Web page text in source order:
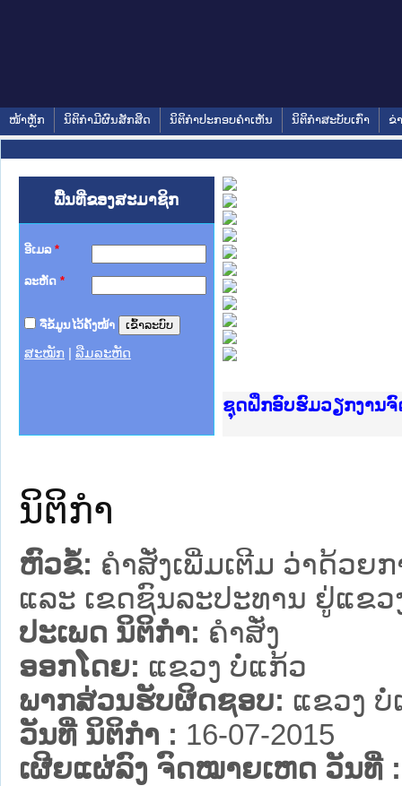
ໜ້າຫຼັກ ນິຕິກໍາມີຜົນສັກສິດ ນິຕິກໍາປະກອບຄໍາເຫັນ ນິຕິກໍາສະບັບເກົ່າ ຂ່
ພື້ນທີ່ຂອງສະມາຊິກ
ອີເມລ *
ລະຫັດ *
ຈື່ຂໍ້ມູນໄວ້ຄັ້ງໜ້າ
ສະໝັກ ລືມລະຫັດ
Ministry of Justice
ເຜີຍແຜ່ວັບໄຊຈົດໝາຍ
ກະຊວງຍຸຕິທຳ
ຊຸດຝຶກອົບຮົມວຽກງານ
ກອງປະຊຸມທົບທວນຄືນ
ຝຶກອົບຮົມ ຜູ່ປະສານງາ
ຝຶກອົບຮົມ ຜູ່ປະສານງາ
ເຜີຍແຜ່ແອັບກົດໝາຍລ
ເຜີຍແຜ່ແອັບກົດໝາຍລ
ຍົກລະດັບວຽກງານຈົດ
ຊຸດຝຶກອົບຮົມວຽກງານ
ນິຕິກໍາ
ຫົວຂໍ້: ຄຳສັ່ງເພີ່ມເຕີມ ວ່າດ້ວຍ
ແລະ ເຂດຊົນລະປະທານ ຢູ່ແຂວ
ປະເພດ ນິຕິກໍາ: ຄໍາສັ່ງ
ອອກໂດຍ: ແຂວງ ບໍ່ແກ້ວ
ພາກສ່ວນຮັບຜິດຊອບ: ແຂວງ
ວັນທີ່ ນິຕິກໍາ : 16-07-2015
ເຜີຍແຜ່ລົງ ຈົດໝາຍເຫດ ວັນທີ່ :